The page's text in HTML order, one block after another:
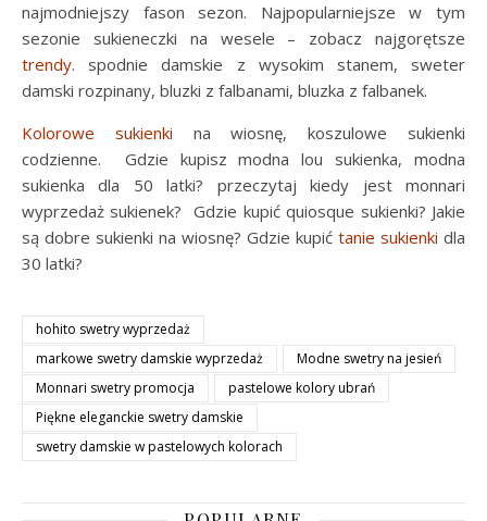
najmodniejszy fason sezon. Najpopularniejsze w tym
sezonie sukieneczki na wesele – zobacz najgorętsze
trendy. spodnie damskie z wysokim stanem, sweter
damski rozpinany, bluzki z falbanami, bluzka z falbanek.
Kolorowe sukienki na wiosnę, koszulowe sukienki
codzienne. Gdzie kupisz modna lou sukienka, modna
sukienka dla 50 latki? przeczytaj kiedy jest monnari
wyprzedaż sukienek? Gdzie kupić quiosque sukienki? Jakie
są dobre sukienki na wiosnę? Gdzie kupić tanie sukienki dla
30 latki?
hohito swetry wyprzedaż
markowe swetry damskie wyprzedaż
Modne swetry na jesień
Monnari swetry promocja
pastelowe kolory ubrań
Piękne eleganckie swetry damskie
swetry damskie w pastelowych kolorach